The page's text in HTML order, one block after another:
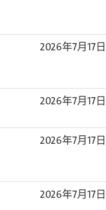
2026年7月17日
2026年7月17日
2026年7月17日
2026年7月17日